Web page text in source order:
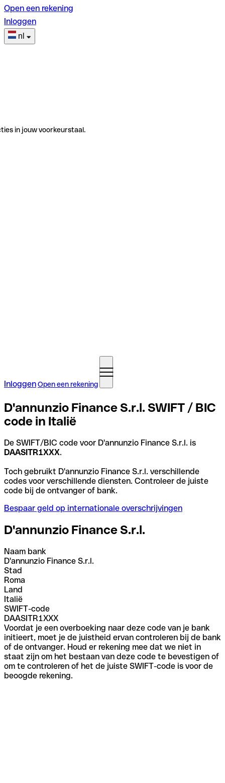
Open een rekening
Inloggen
nl
in jouw voorkeurstaal.
InloggenOpen een rekening
D'annunzio Finance S.r.l. SWIFT / BIC
code in Italië
De SWIFT/BIC code voor D'annunzio Finance S.r.l. is
DAASITR1XXX.
Toch gebruikt D'annunzio Finance S.r.l. verschillende
codes voor verschillende diensten. Controleer de juiste
code bij de ontvanger of bank.
Bespaar geld op internationale overschrijvingen
D'annunzio Finance S.r.l.
Naam bank
D'annunzio Finance S.r.l.
Stad
Roma
Land
Italië
SWIFT-code
DAASITR1XXX
Voordat je een overboeking naar deze code van je bank
initieert, moet je de juistheid ervan controleren bij de bank
of de ontvanger. Houd er rekening mee dat we niet in
staat zijn om het bestaan van deze code te bevestigen of
om te controleren of het de juiste SWIFT-code is voor de
beoogde rekening.